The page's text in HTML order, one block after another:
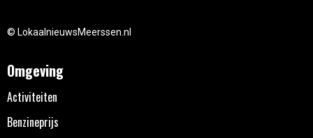
© LokaalnieuwsMeerssen.nl
Omgeving
Activiteiten
Benzineprijs